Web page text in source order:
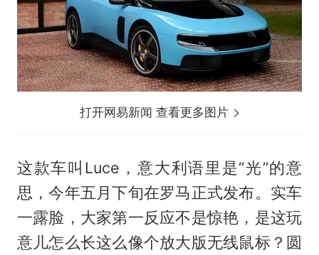
打开网易新闻 查看更多图片
这款车叫Luce，意大利语里是“光”的意
思，今年五月下旬在罗马正式发布。实车
一露脸，大家第一反应不是惊艳，是这玩
意儿怎么长这么像个放大版无线鼠标？圆